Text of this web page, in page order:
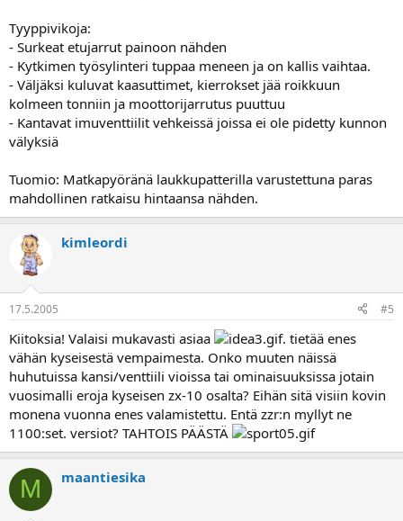
Tyyppivikoja:
- Surkeat etujarrut painoon nähden
- Kytkimen työsylinteri tuppaa meneen ja on kallis vaihtaa.
- Väljäksi kuluvat kaasuttimet, kierrokset jää roikkuun
kolmeen tonniin ja moottorijarrutus puuttuu
- Kantavat imuventtiilit vehkeissä joissa ei ole pidetty kunnon
välyksiä
Tuomio: Matkapyöränä laukkupatterilla varustettuna paras
mahdollinen ratkaisu hintaansa nähden.
kimleordi
17.5.2005 #5
Kiitoksia! Valaisi mukavasti asiaa
. tietää enes
vähän kyseisestä vempaimesta. Onko muuten näissä
huhutuissa kansi/venttiili vioissa tai ominaisuuksissa jotain
vuosimalli eroja kyseisen zx-10 osalta? Eihän sitä visiin kovin
monena vuonna enes valamistettu. Entä zzr:n myllyt ne
1100:set. versiot? TAHTOIS PÄÄSTÄ
M maantiesika